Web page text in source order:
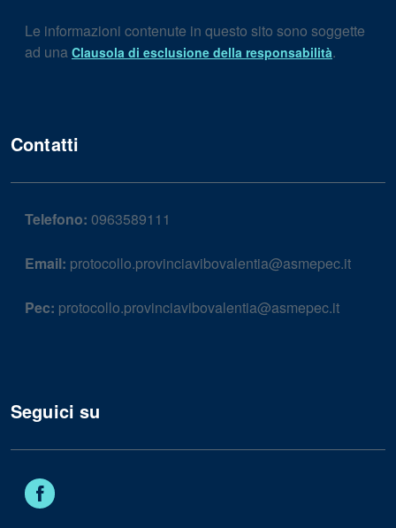
Le informazioni contenute in questo sito sono soggette
ad una Clausola di esclusione della responsabilità.
Contatti
Telefono: 0963589111
Email: protocollo.provinciavibovalentia@asmepec.it
Pec: protocollo.provinciavibovalentia@asmepec.it
Seguici su